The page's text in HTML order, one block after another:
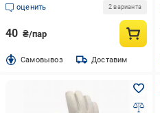
оценить 2 варианта
40 ₴/пар
Cамовывоз Доставим